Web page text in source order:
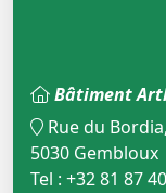
Bâtiment
Rue du
5030 Gembloux
Tel : +32 81 87